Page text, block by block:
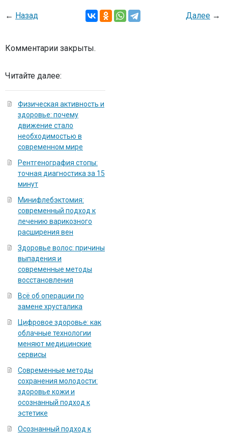
← Назад Далее →
Комментарии закрыты.
Читайте далее:
Физическая активность и
здоровье: почему
движение стало
необходимостью в
современном мире
Рентгенография стопы:
точная диагностика за 15
минут
Минифлебэктомия:
современный подход к
лечению варикозного
расширения вен
Здоровье волос: причины
выпадения и
современные методы
восстановления
Всё об операции по
замене хрусталика
Цифровое здоровье: как
облачные технологии
меняют медицинские
сервисы
Современные методы
сохранения молодости:
здоровье кожи и
осознанный подход к
эстетике
Осознанный подход к